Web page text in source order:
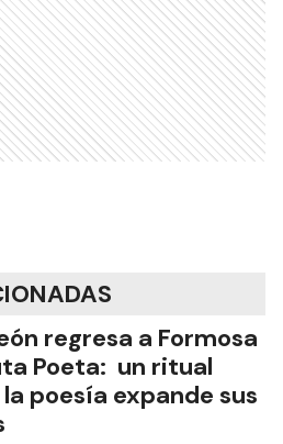
regresa a Formosa
Poeta: un ritual
poesía expande sus